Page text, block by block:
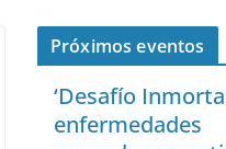
Próximos eventos
‘Desafío
enfermedades